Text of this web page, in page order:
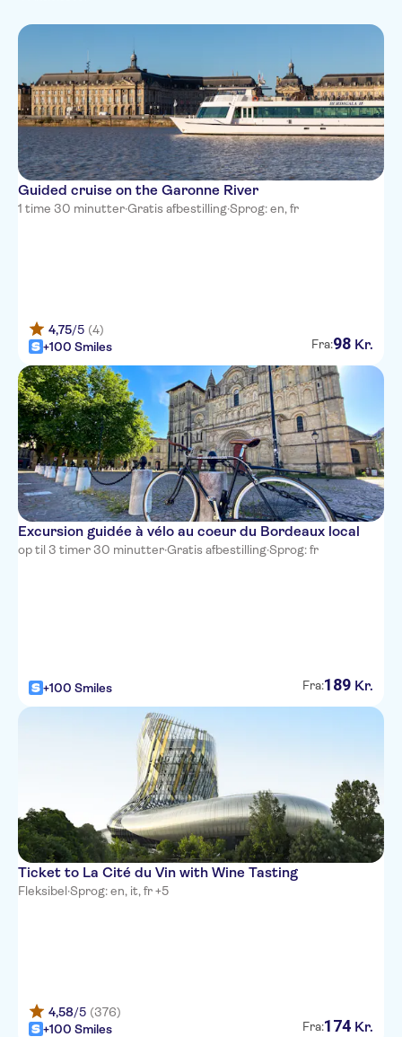
Kørestolsvenlig
Prøvesmagninger
og middage
Vandreture &
Portuguese
Chinese
Guided cruise on the Garonne River
1 time 30 minutter·Gratis afbestilling·Sprog: en, fr
4,75/5 (4)
+100 Smiles
Fra:98 Kr.
Excursion guidée à vélo au coeur du Bordeaux local
op til 3 timer 30 minutter·Gratis afbestilling·Sprog: fr
+100 Smiles Fra:189 Kr.
Ticket to La Cité du Vin with Wine Tasting
Fleksibel·Sprog: en, it, fr +5
4,58/5 (376)
+100 Smiles
Fra:174 Kr.